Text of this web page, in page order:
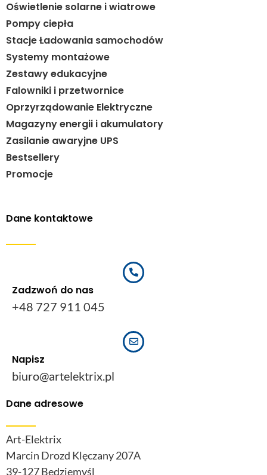
Oświetlenie solarne i wiatrowe
Pompy ciepła
Stacje Ładowania samochodów
Systemy montażowe
Zestawy edukacyjne
Falowniki i przetwornice
Oprzyrządowanie Elektryczne
Magazyny energii i akumulatory
Zasilanie awaryjne UPS
Bestsellery
Promocje
Dane kontaktowe
Zadzwoń do nas
+48 727 911 045
Napisz
biuro@artelektrix.pl
Dane adresowe
Art-Elektrix
Marcin Drozd Klęczany 207A
39-127 Będziemyśl